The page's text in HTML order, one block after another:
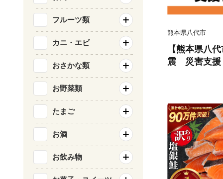
熊本県八代市
【熊本県八
震 災害支援
フルーツ類
カニ・エビ
おさかな類
お野菜類
たまご
お酒
お飲み物